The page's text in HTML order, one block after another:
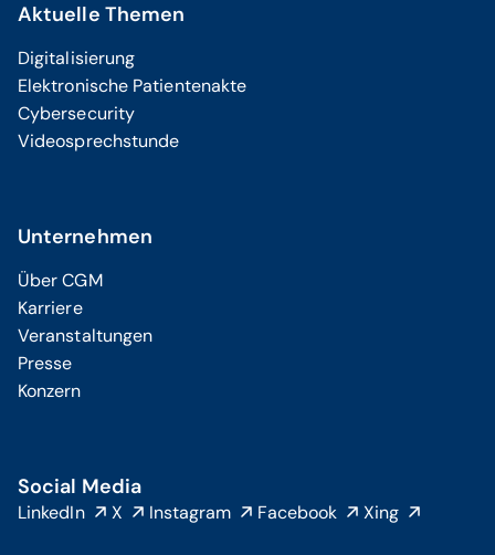
Aktuelle Themen
Digitalisierung
Elektronische Patientenakte
Cybersecurity
Videosprechstunde
Unternehmen
Über CGM
Karriere
Veranstaltungen
Presse
Konzern
Social Media
LinkedIn X Instagram Facebook Xing